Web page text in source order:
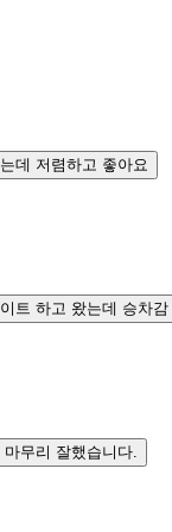
데 저렴하고 좋아요
트 하고 왔는데 승차
무리 잘했습니다.